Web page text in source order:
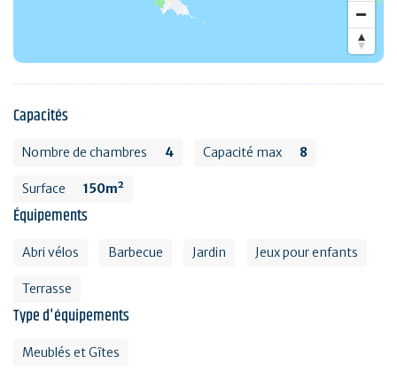
Capacités
Nombre de chambres 4 Capacité max 8
Surface 150m²
Équipements
Abri vélos Barbecue Jardin Jeux pour enfants
Terrasse
Type d'équipements
Meublés et Gîtes